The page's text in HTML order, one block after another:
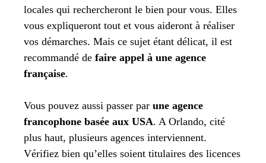
locales qui rechercheront le bien pour vous. Elles
vous expliqueront tout et vous aideront à réaliser
vos démarches. Mais ce sujet étant délicat, il est
recommandé de faire appel à une agence
française.
Vous pouvez aussi passer par une agence
francophone basée aux USA. A Orlando, cité
plus haut, plusieurs agences interviennent.
Vérifiez bien qu’elles soient titulaires des licences